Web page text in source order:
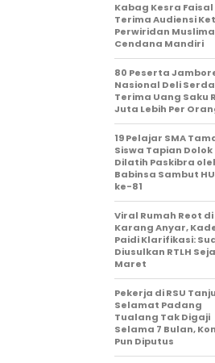
Kabag Kesra Faisal
Terima Audiensi
Perwiridan
Cendana Mandiri
80 Peserta
Nasional Deli
Terima Uang Saku
Juta Lebih Per
19 Pelajar SMA
Siswa Tapian Dolok
Dilatih Paskibra
Babinsa Sambut
ke-81
Viral Rumah Reot di
Karang Anyar,
Paidi Klarifikasi:
Diusulkan RTLH
Maret
Pekerja di RSU
Selamat Padang
Tualang Tak Digaji
Selama 7 Bulan,
Pun Diputus